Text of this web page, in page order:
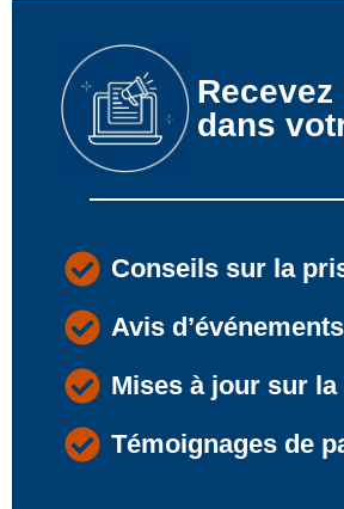
dans
Conseils sur la
Avis
Mises à jour sur
Témoignages de